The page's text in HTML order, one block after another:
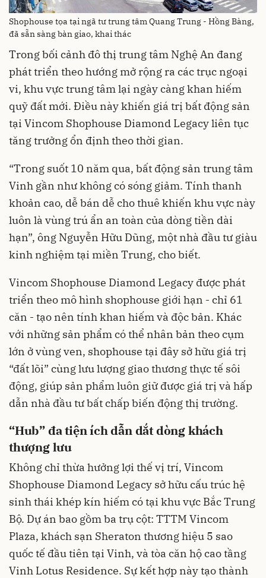
Shophouse tọa tại ngã tư trung tâm Quang Trung - Hồng Bàng,
đã sẵn sàng bàn giao, khai thác
Trong bối cảnh đô thị trung tâm Nghệ An đang
phát triển theo hướng mở rộng ra các trục ngoại
vi, khu vực trung tâm lại ngày càng khan hiếm
quỹ đất mới. Điều này khiến giá trị bất động sản
tại Vincom Shophouse Diamond Legacy liên tục
tăng trưởng ổn định theo thời gian.
“Trong suốt 10 năm qua, bất động sản trung tâm
Vinh gần như không có sóng giảm. Tính thanh
khoản cao, dễ bán dễ cho thuê khiến khu vực này
luôn là vùng trú ẩn an toàn của dòng tiền dài
hạn”, ông Nguyễn Hữu Dũng, một nhà đầu tư giàu
kinh nghiệm tại miền Trung, cho biết.
Vincom Shophouse Diamond Legacy được phát
triển theo mô hình shophouse giới hạn - chỉ 61
căn - tạo nên tính khan hiếm và độc bản. Khác
với những sản phẩm có thể nhân bản theo cụm
lớn ở vùng ven, shophouse tại đây sở hữu giá trị
“đất lõi” cùng lưu lượng giao thương thực tế sôi
động, giúp sản phẩm luôn giữ được giá trị và hấp
dẫn nhà đầu tư bất chấp biến động thị trường.
“Hub” đa tiện ích dẫn dắt dòng khách
thượng lưu
Không chỉ thừa hưởng lợi thế vị trí, Vincom
Shophouse Diamond Legacy sở hữu cấu trúc hệ
sinh thái khép kín hiếm có tại khu vực Bắc Trung
Bộ. Dự án bao gồm ba trụ cột: TTTM Vincom
Plaza, khách sạn Sheraton thương hiệu 5 sao
quốc tế đầu tiên tại Vinh, và tòa căn hộ cao tầng
Vinh Lotus Residence. Sự kết hợp này tạo thành